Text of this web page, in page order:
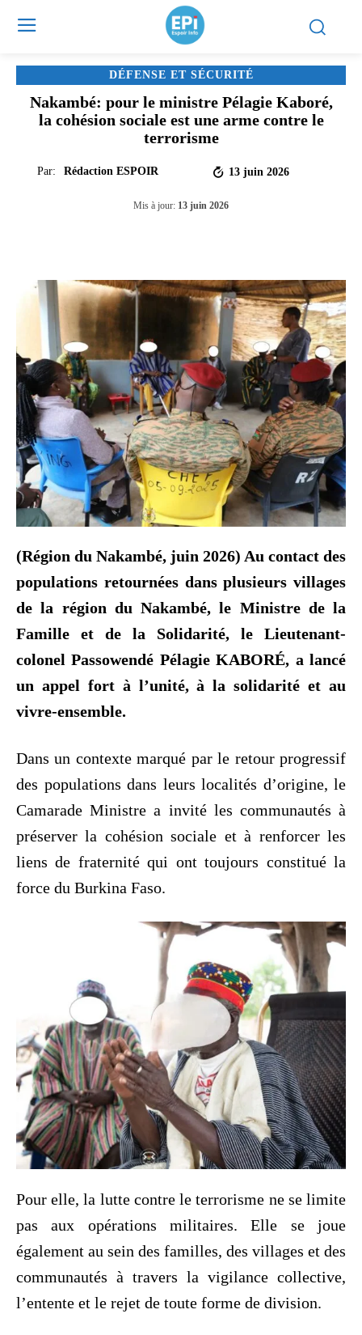
DÉFENSE ET SÉCURITÉ
Nakambé: pour le ministre Pélagie Kaboré,
la cohésion sociale est une arme contre le
terrorisme
Par: Rédaction ESPOIR 13 juin 2026
Mis à jour: 13 juin 2026
(Région du Nakambé, juin 2026) Au contact des
populations retournées dans plusieurs villages
de la région du Nakambé, le Ministre de la
Famille et de la Solidarité, le Lieutenant-
colonel Passowendé Pélagie KABORÉ, a lancé
un appel fort à l’unité, à la solidarité et au
vivre-ensemble.
Dans un contexte marqué par le retour progressif
des populations dans leurs localités d’origine, le
Camarade Ministre a invité les communautés à
préserver la cohésion sociale et à renforcer les
liens de fraternité qui ont toujours constitué la
force du Burkina Faso.
Pour elle, la lutte contre le terrorisme ne se limite
pas aux opérations militaires. Elle se joue
également au sein des familles, des villages et des
communautés à travers la vigilance collective,
l’entente et le rejet de toute forme de division.